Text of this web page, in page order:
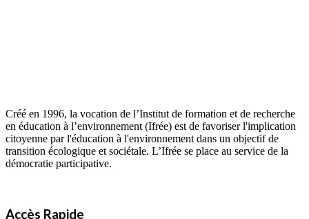
Créé en 1996, la vocation de l’Institut de formation et de recherche
en éducation à l’environnement (Ifrée) est de favoriser l'implication
citoyenne par l'éducation à l'environnement dans un objectif de
transition écologique et sociétale. L’Ifrée se place au service de la
démocratie participative.
Accès Rapide